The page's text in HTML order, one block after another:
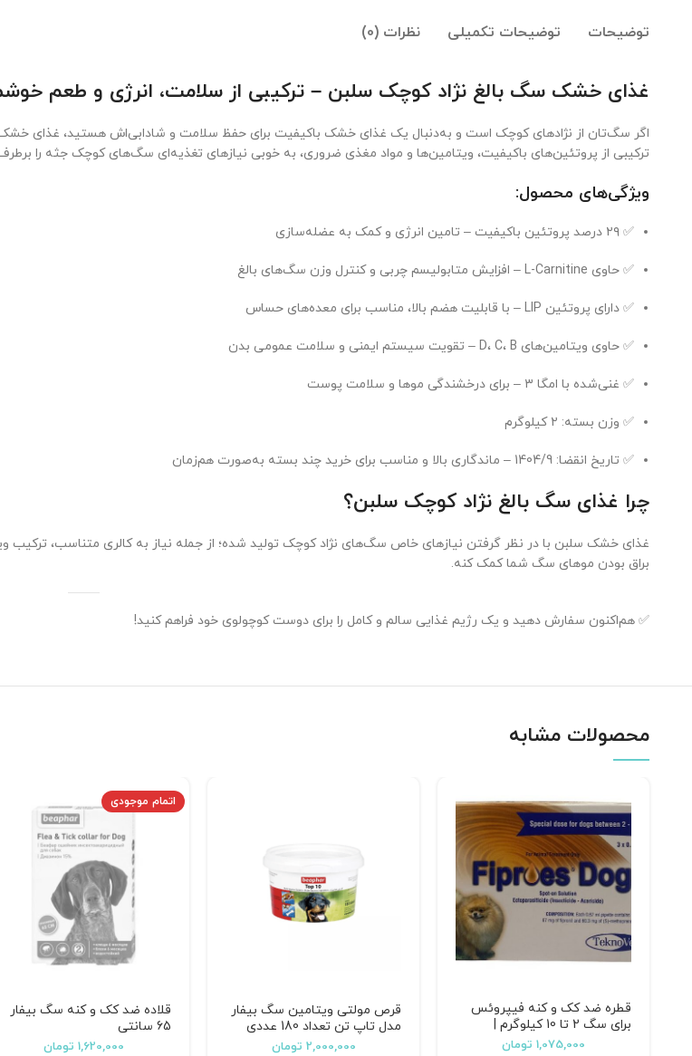
توضیحات توضیحات تکمیلی نظرات (0)
غذای خشک سگ بالغ نژاد کوچک سلبن – ترکیبی از سلامت، انرژی و طعم
اگر سگ‌تان از نژادهای کوچک است و به‌دنبال یک غذای خشک باکیفیت برای حفظ سلامت و شادابی‌اش هستید، غذای
ترکیبی از پروتئین‌های باکیفیت، ویتامین‌ها و مواد مغذی ضروری، به خوبی نیازهای تغذیه‌ای سگ‌های کوچک جثه را
ویژگی‌های محصول:
✅ ۲۹ درصد پروتئین باکیفیت – تامین انرژی و کمک به عضله‌سازی
✅ حاوی L-Carnitine – افزایش متابولیسم چربی و کنترل وزن سگ‌های بالغ
✅ دارای پروتئین LIP – با قابلیت هضم بالا، مناسب برای معده‌های حساس
✅ حاوی ویتامین‌های D، C، B – تقویت سیستم ایمنی و سلامت عمومی بدن
✅ غنی‌شده با امگا ۳ – برای درخشندگی موها و سلامت پوست
✅ وزن بسته: ۲ کیلوگرم
✅ تاریخ انقضا: 1404/9 – ماندگاری بالا و مناسب برای خرید چند بسته به‌صورت هم‌زمان
چرا غذای سگ بالغ نژاد کوچک سلبن؟
غذای خشک سلبن با در نظر گرفتن نیازهای خاص سگ‌های نژاد کوچک تولید شده؛ از جمله نیاز به کالری متناسب،
براق بودن موهای سگ شما کمک کنه.
✅ هم‌اکنون سفارش دهید و یک رژیم غذایی سالم و کامل را برای دوست کوچولوی خود فراهم کنید!
محصولات مشابه
قطره ضد کک و کنه فیپروئس
برای سگ 2 تا 10 کیلوگرم |
Fiproes Dog 2-10 KG
1,075,000 تومان
قرص مولتی ویتامین سگ بیفار
مدل تاپ تن تعداد 180 عددی
2,000,000 تومان
اتمام موجودی
قلاده ضد کک و کنه سگ بیفار
65 سانتی
1,620,000 تومان